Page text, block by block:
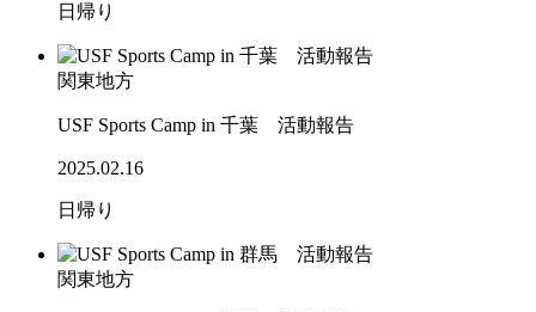
日帰り
関東地方
USF Sports Camp in 千葉 活動報告
2025.02.16
日帰り
関東地方